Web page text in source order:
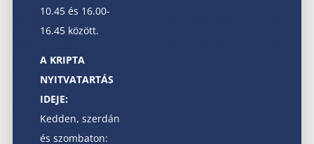
10.45 és 16.00-
16.45 között.
A KRIPTA
NYITVATARTÁS
IDEJE:
Kedden, szerdán
és szombaton: